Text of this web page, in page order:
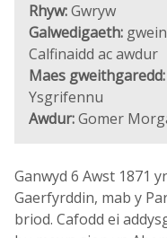
Rhyw:Gwryw
Galwedigaeth:
Calfinaidd ac awdur
Maes gweithgaredd:
Ysgrifennu
Awdur:Gomer
Ganwyd 6 Awst 1871
Gaerfyrddin, mab y
briod. Cafodd ei